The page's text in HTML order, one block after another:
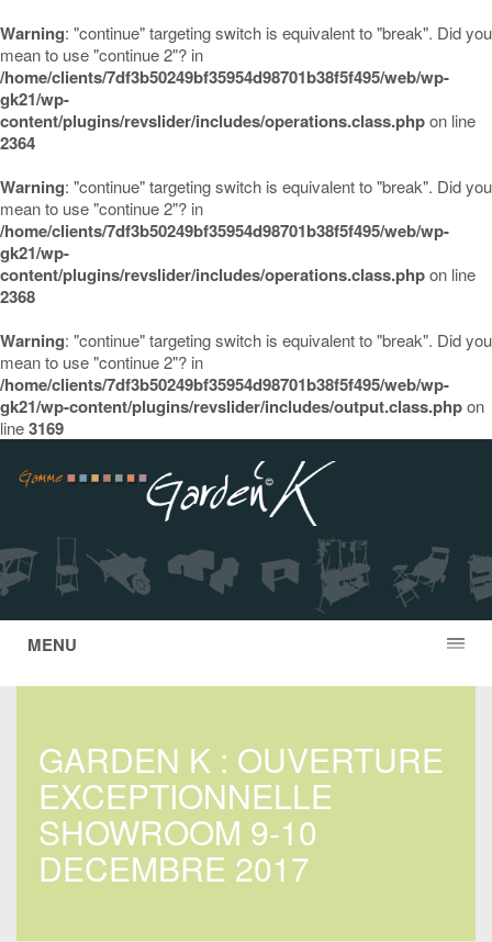
Warning: "continue" targeting switch is equivalent to "break". Did you
mean to use "continue 2"? in
/home/clients/7df3b50249bf35954d98701b38f5f495/web/wp-
gk21/wp-
content/plugins/revslider/includes/operations.class.phpon line
2364
Warning: "continue" targeting switch is equivalent to "break". Did you
mean to use "continue 2"? in
/home/clients/7df3b50249bf35954d98701b38f5f495/web/wp-
gk21/wp-
content/plugins/revslider/includes/operations.class.phpon line
2368
Warning: "continue" targeting switch is equivalent to "break". Did you
mean to use "continue 2"? in
/home/clients/7df3b50249bf35954d98701b38f5f495/web/wp-
gk21/wp-content/plugins/revslider/includes/output.class.phpon
line3169
MENU
GARDEN K : OUVERTURE
EXCEPTIONNELLE
SHOWROOM 9-10
DECEMBRE 2017